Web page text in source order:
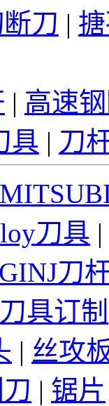
刀 |
| 高速
具 | 刀
刀具 |
刀
具订制
| 丝攻
| 锯片